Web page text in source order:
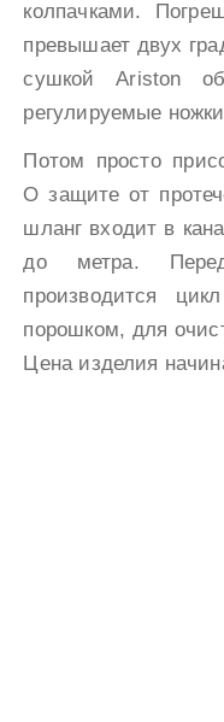
колпачками.
превышает двух
сушкой Ariston
регулируемые
Потом просто
О защите от
шланг входит в
до метра.
производится
порошком, для
Цена изделия